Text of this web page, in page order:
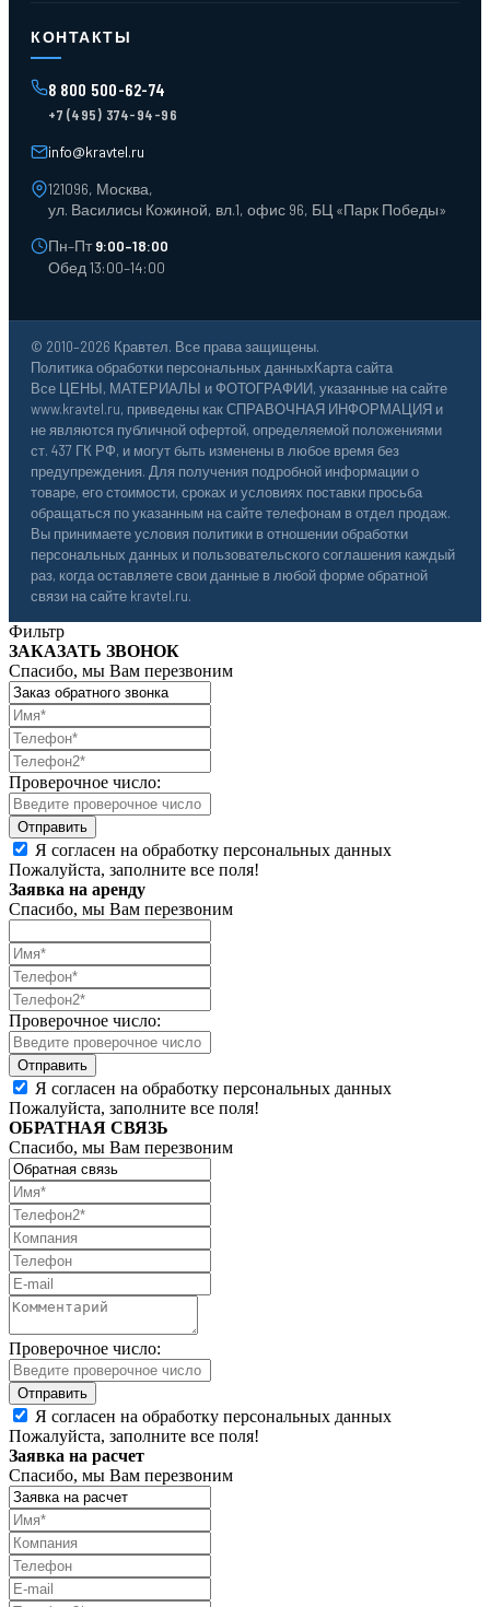
Контейнеры для отходов
Поддоны
Ящики пластиковые
Тара пласт. и металл.
Тележки для склада
КОНТАКТЫ
8 800 500-62-74
+7 (495) 374-94-96
info@kravtel.ru
121096, Москва,
ул. Василисы Кожиной, вл.1, офис 96, БЦ «Парк Победы»
Пн–Пт9:00–18:00
Обед 13:00–14:00
© 2010–2026 Кравтел. Все права защищены.
Политика обработки персональных данныхКарта сайта
Все ЦЕНЫ, МАТЕРИАЛЫ и ФОТОГРАФИИ, указанные на сайте
www.kravtel.ru, приведены как СПРАВОЧНАЯ ИНФОРМАЦИЯ и
не являются публичной офертой, определяемой положениями
ст. 437 ГК РФ, и могут быть изменены в любое время без
предупреждения. Для получения подробной информации о
товаре, его стоимости, сроках и условиях поставки просьба
обращаться по указанным на сайте телефонам в отдел продаж.
Вы принимаете условия политики в отношении обработки
персональных данных и пользовательского соглашения каждый
раз, когда оставляете свои данные в любой форме обратной
связи на сайте kravtel.ru.
Фильтр
ЗАКАЗАТЬ ЗВОНОК
Спасибо, мы Вам перезвоним
Проверочное число:
Я согласен на обработку персональных данных
Пожалуйста, заполните все поля!
Заявка на аренду
Спасибо, мы Вам перезвоним
Проверочное число:
Я согласен на обработку персональных данных
Пожалуйста, заполните все поля!
ОБРАТНАЯ СВЯЗЬ
Спасибо, мы Вам перезвоним
Проверочное число:
Я согласен на обработку персональных данных
Пожалуйста, заполните все поля!
Заявка на расчет
Спасибо, мы Вам перезвоним